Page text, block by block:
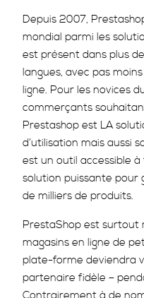
Depuis 2007,
mondial parmi les
est présent dans plus
langues, avec pas
ligne. Pour les novices
commerçants
Prestashop est LA
d’utilisation mais aussi
est un outil accessible
solution puissante pour
de milliers de produits.
PrestaShop est surtout
magasins en ligne de
plate-forme deviendra
partenaire fidèle –